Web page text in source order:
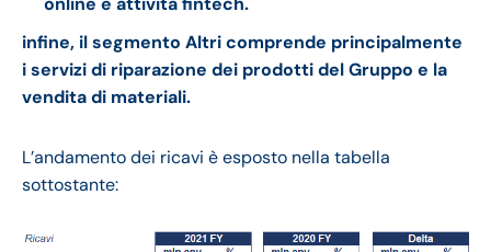
infine, il segmento Altri comprende principalmente
i servizi di riparazione dei prodotti del Gruppo e la
vendita di materiali.
L’andamento dei ricavi è esposto nella tabella
sottostante: